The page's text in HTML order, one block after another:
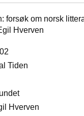
forsøk om norsk
Hverven
Tiden
Hverven